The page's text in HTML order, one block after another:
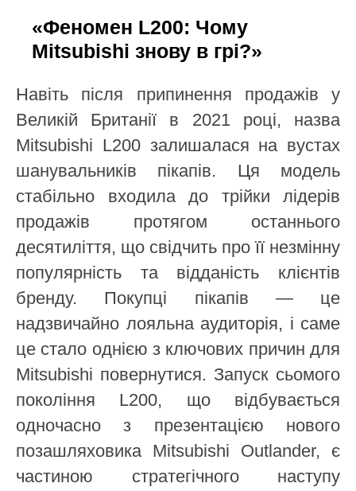
«Феномен L200: Чому
Mitsubishi знову в грі?»
Навіть після припинення продажів у
Великій Британії в 2021 році, назва
Mitsubishi L200 залишалася на вустах
шанувальників пікапів. Ця модель
стабільно входила до трійки лідерів
продажів протягом останнього
десятиліття, що свідчить про її незмінну
популярність та відданість клієнтів
бренду. Покупці пікапів — це
надзвичайно лояльна аудиторія, і саме
це стало однією з ключових причин для
Mitsubishi повернутися. Запуск сьомого
покоління L200, що відбувається
одночасно з презентацією нового
позашляховика Mitsubishi Outlander, є
частиною стратегічного наступу